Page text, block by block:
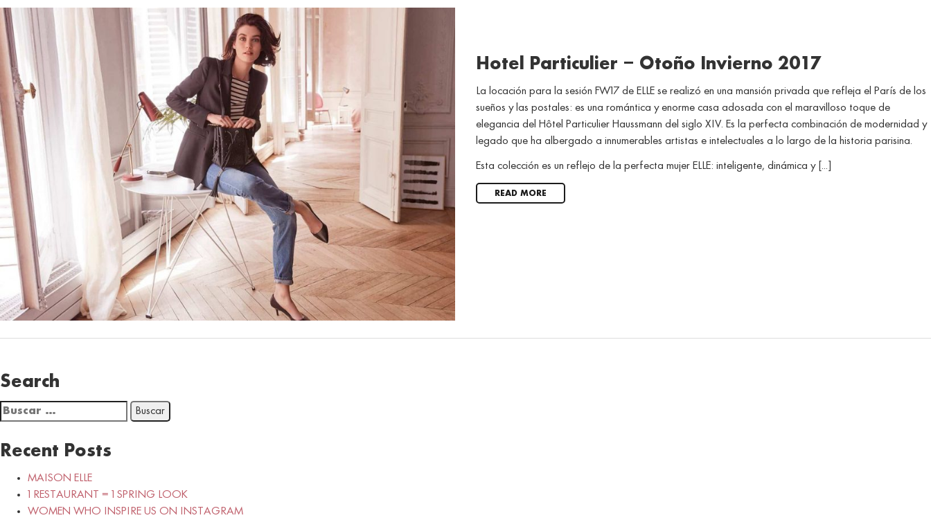
Hotel Particulier – Otoño Invierno 2017
La locación para la sesión FW17 de ELLE se realizó en una mansión privada que refleja el París de los
sueños y las postales: es una romántica y enorme casa adosada con el maravilloso toque de
elegancia del Hôtel Particulier Haussmann del siglo XIV. Es la perfecta combinación de modernidad y
legado que ha albergado a innumerables artistas e intelectuales a lo largo de la historia parisina.
Esta colección es un reflejo de la perfecta mujer ELLE: inteligente, dinámica y [...]
READ MORE
Search
Buscar:
Recent Posts
MAISON ELLE
1 RESTAURANT = 1 SPRING LOOK
WOMEN WHO INSPIRE US ON INSTAGRAM